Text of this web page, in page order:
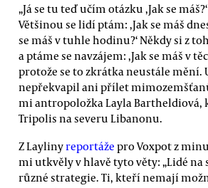
„Já se tu teď učím otázku ,Jak se
Většinou se lidí ptám: ,Jak se máš
se máš v tuhle hodinu?‘ Někdy si z
a ptáme se navzájem: ,Jak se máš v
protože se to zkrátka neustále mění.
nepřekvapil ani přílet
mi antropoložka Layla Bartheldiová,
Tripolis na severu Libanonu.
Z Laylinyreportáže pro Voxpot z
mi utkvěly v hlavě tyto věty: „Lidé
různé strategie. Ti, kteří nemají